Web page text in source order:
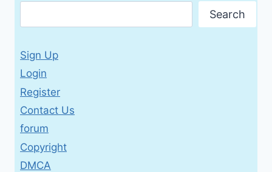
Search
Sign Up
Login
Register
Contact Us
forum
Copyright
DMCA